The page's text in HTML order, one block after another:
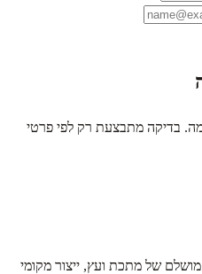
בדיקה מתבצעת רק לפי פרטי
של מתכת ועץ, ייצור מקומי